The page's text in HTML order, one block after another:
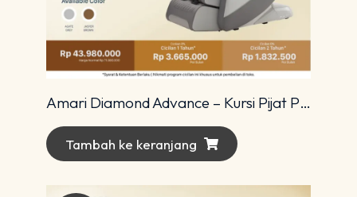
Amari Diamond Advance – Kursi Pijat Premium dengan Teknologi 4D Modern
Tambah ke keranjang